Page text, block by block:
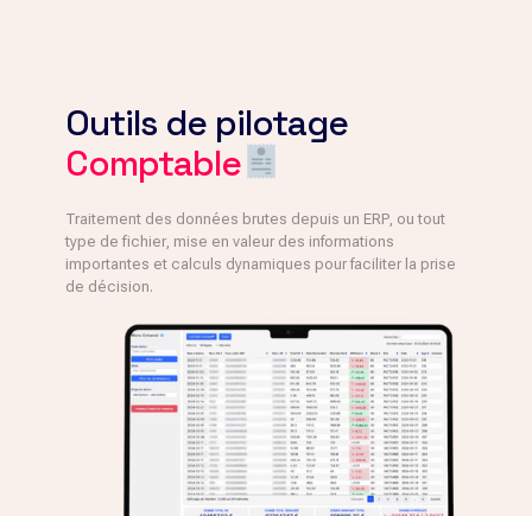
Outils de pilotage
Comptable
Traitement des données brutes depuis un ERP, ou tout
type de fichier, mise en valeur des informations
importantes et calculs dynamiques pour faciliter la prise
de décision.